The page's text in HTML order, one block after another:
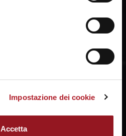
Impostazione dei cookie
Accetta